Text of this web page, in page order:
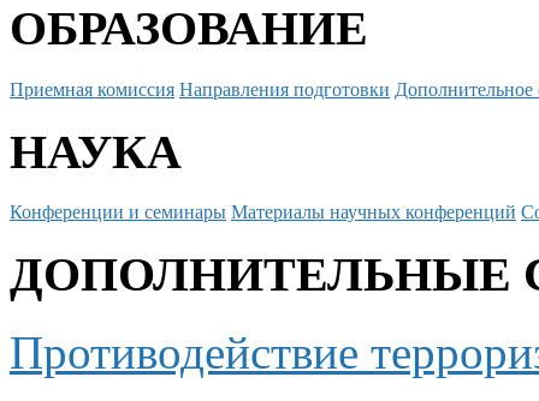
ОБРАЗОВАНИЕ
Приемная комиссия Направления подготовки Дополнительное
НАУКА
Конференции и семинары Материалы научных конференций
ДОПОЛНИТЕЛЬНЫЕ
Противодействие